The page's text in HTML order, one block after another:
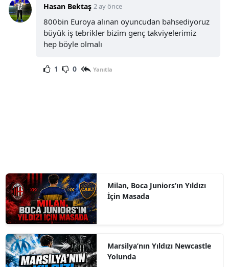
Hasan Bektaş 2 ay önce
800bin Euroya alınan oyuncudan bahsediyoruz
büyük iş tebrikler bizim genç takviyelerimiz
hep böyle olmalı
1 0 Yanıtla
Milan, Boca Juniors’ın Yıldızı
İçin Masada
Marsilya’nın Yıldızı Newcastle
Yolunda